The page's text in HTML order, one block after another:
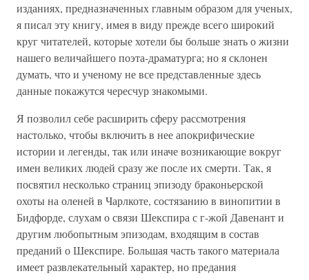
изданиях, предназначенных главным образом для ученых,
я писал эту книгу, имея в виду прежде всего широкий
круг читателей, которые хотели бы больше знать о жизни
нашего величайшего поэта-драматурга; но я склонен
думать, что и ученому не все представленные здесь
данные покажутся чересчур знакомыми.
Я позволил себе расширить сферу рассмотрения
настолько, чтобы включить в нее апокрифические
истории и легенды, так или иначе возникающие вокруг
имен великих людей сразу же после их смерти. Так, я
посвятил несколько страниц эпизоду браконьерской
охоты на оленей в Чарлкоте, состязанию в винопитии в
Бидфорде, слухам о связи Шекспира с г-жой Давенант и
другим любопытным эпизодам, входящим в состав
преданий о Шекспире. Большая часть такого материала
имеет развлекательный характер, но предания